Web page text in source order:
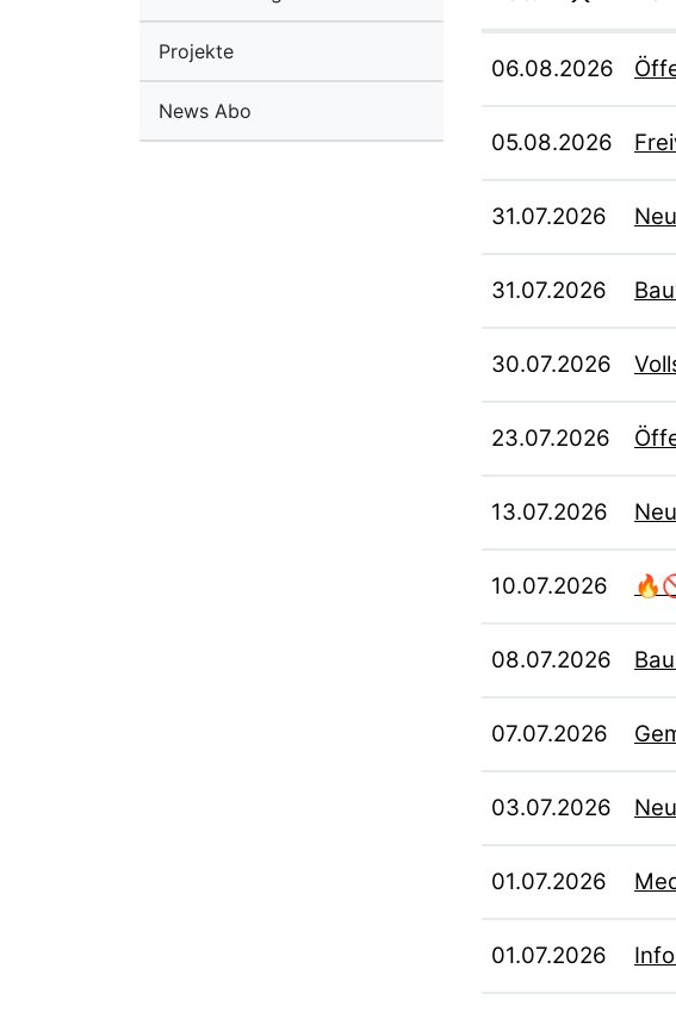
Projekte
News Abo
06.08.2026
05.08.2026
31.07.2026
31.07.2026
30.07.2026
23.07.2026
13.07.2026
10.07.2026
08.07.2026
07.07.2026
03.07.2026
01.07.2026
01.07.2026